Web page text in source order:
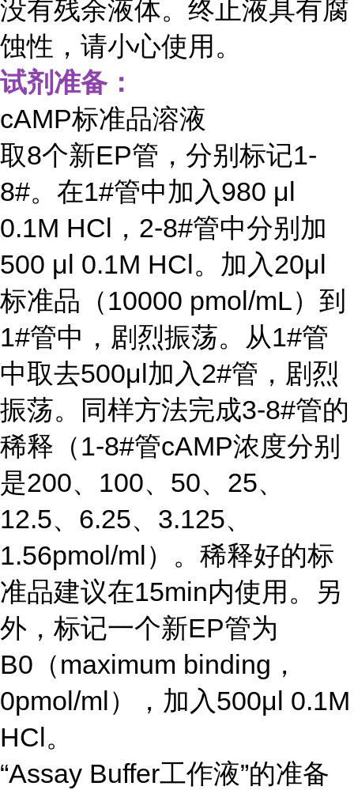
没有残余液体。终止液具有腐
蚀性，请小心使用。
试剂准备：
cAMP标准品溶液
取8个新EP管，分别标记1-
8#。在1#管中加入980 μl
0.1M HCl，2-8#管中分别加
500 μl 0.1M HCl。加入20μl
标准品（10000 pmol/mL）到
1#管中，剧烈振荡。从1#管
中取去500μl加入2#管，剧烈
振荡。同样方法完成3-8#管的
稀释（1-8#管cAMP浓度分别
是200、100、50、25、
12.5、6.25、3.125、
1.56pmol/ml）。稀释好的标
准品建议在15min内使用。另
外，标记一个新EP管为
B0（maximum binding，
0pmol/ml），加入500μl 0.1M
HCl。
“Assay Buffer工作液”的准备